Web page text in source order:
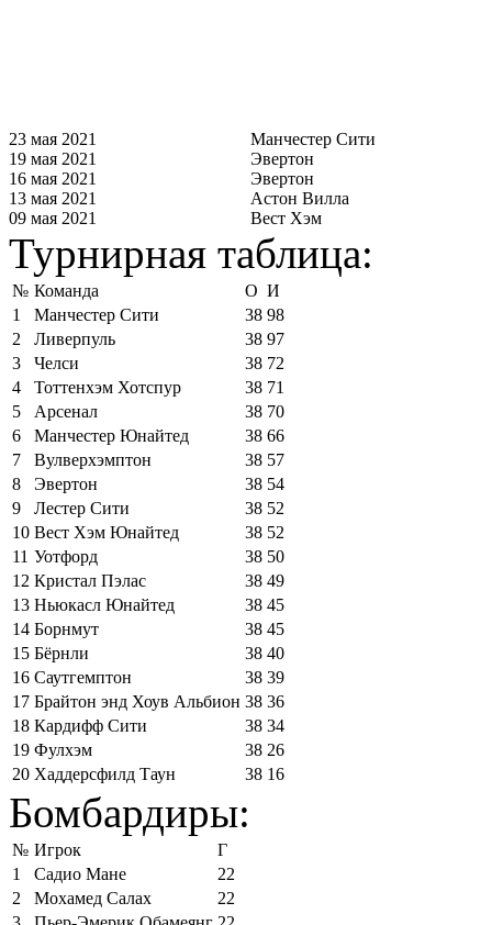
23 мая 2021
Манчестер Сити
19 мая 2021
Эвертон
16 мая 2021
Эвертон
13 мая 2021
Астон Вилла
09 мая 2021
Вест Хэм
Турнирная таблица:
№ Команда О И
1
Манчестер Сити 38 98
2
Ливерпуль 38 97
3
Челси 38 72
4
Тоттенхэм Хотспур 38 71
5
Арсенал 38 70
6
Манчестер Юнайтед 38 66
7
Вулверхэмптон 38 57
8
Эвертон 38 54
9
Лестер Сити 38 52
10 Вест Хэм Юнайтед 38 52
11 Уотфорд 38 50
12 Кристал Пэлас 38 49
13 Ньюкасл Юнайтед 38 45
14 Борнмут 38 45
15 Бёрнли 38 40
16 Саутгемптон 38 39
17 Брайтон энд Хоув Альбион 38 36
18 Кардифф Сити 38 34
19 Фулхэм 38 26
20 Хаддерсфилд Таун 38 16
Бомбардиры:
№ Игрок
Г
1
Садио Мане
22
2
Мохамед Салах
22